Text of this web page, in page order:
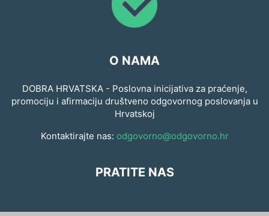
O NAMA
DOBRA HRVATSKA - Poslovna inicijativa za praćenje,
promociju i afirmaciju društveno odgovornog poslovanja u
Hrvatskoj
Kontaktirajte nas: odgovorno@odgovorno.hr
PRATITE NAS